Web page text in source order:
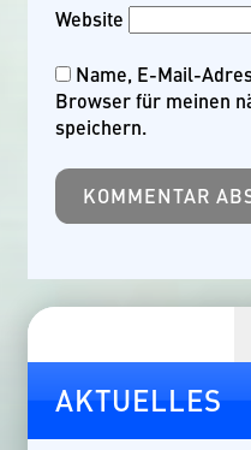
Website
Name, E-Mail-
Browser für meinen
speichern.
Suchen
AKTUELLES